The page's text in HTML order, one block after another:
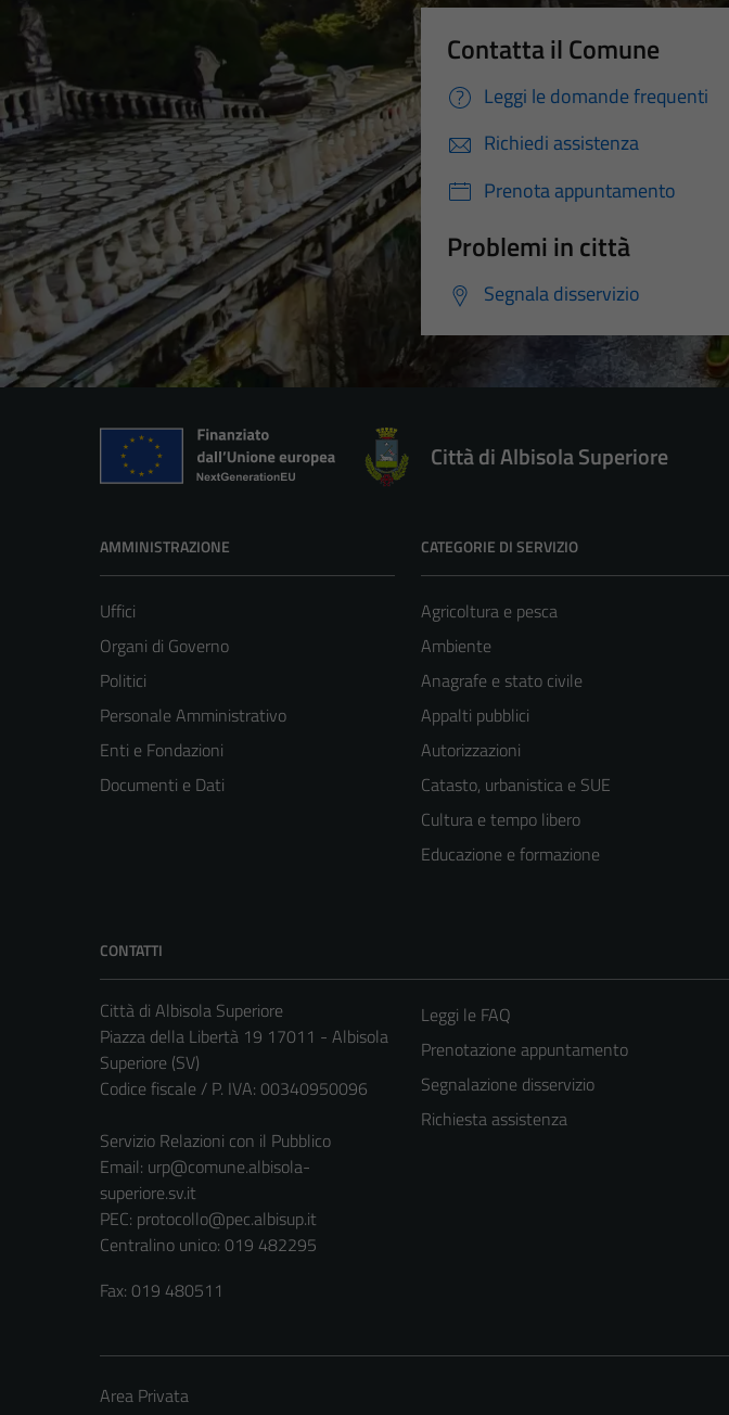
Contatta il Comune
Leggi le domande frequenti
Richiedi assistenza
Prenota appuntamento
Problemi in città
Segnala disservizio
Città di Albisola Superiore
AMMINISTRAZIONE
Uffici
Organi di Governo
Politici
Personale Amministrativo
Enti e Fondazioni
Documenti e Dati
CATEGORIE DI SERVIZIO
Agricoltura e pesca
Ambiente
Anagrafe e stato civile
Appalti pubblici
Autorizzazioni
Catasto, urbanistica e SUE
Cultura e tempo libero
Educazione e formazione
CONTATTI
Città di Albisola Superiore
Piazza della Libertà 19 17011 - Albisola
Superiore (SV)
Codice fiscale / P. IVA: 00340950096
Servizio Relazioni con il Pubblico
Email: urp@comune.albisola-
superiore.sv.it
PEC: protocollo@pec.albisup.it
Centralino unico: 019 482295
Fax: 019 480511
Leggi le FAQ
Prenotazione appuntamento
Segnalazione disservizio
Richiesta assistenza
Area Privata